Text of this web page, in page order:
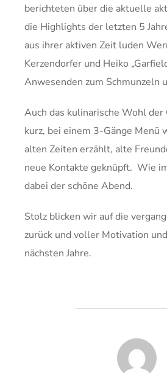
berichteten über die aktuelle
die Highlights der letzten 5
aus ihrer aktiven Zeit luden
Kerzendorfer und Heiko
Anwesenden zum Schmunzeln
Auch das kulinarische Wohl der
kurz, bei einem 3-Gänge Menü
alten Zeiten erzählt, alte
neue Kontakte geknüpft. Wie
dabei der schöne Abend.
Stolz blicken wir auf die
zurück und voller Motivation
nächsten Jahre.